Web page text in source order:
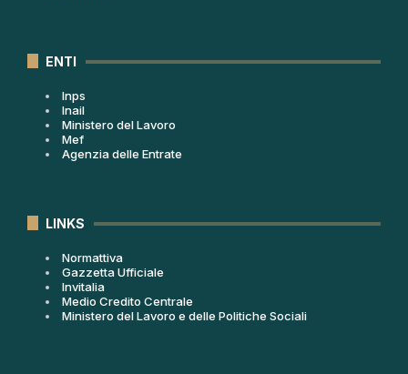
ENTI
Inps
Inail
Ministero del Lavoro
Mef
Agenzia delle Entrate
LINKS
Normattiva
Gazzetta Ufficiale
Invitalia
Medio Credito Centrale
Ministero del Lavoro e delle Politiche Sociali